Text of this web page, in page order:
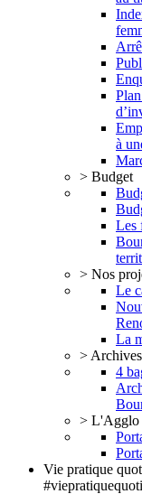
à
> Budget
Les
> Nos
Le
La
>
4
> L'Agglo
Vie pratique